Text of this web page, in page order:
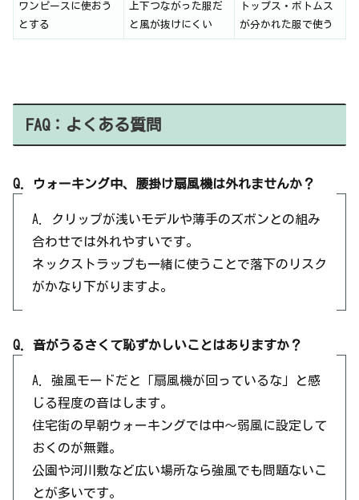
ワンピースに使おう
とする
上下つながった服だ
と風が抜けにくい
トップス・ボトムス
が分かれた服で使う
FAQ：よくある質問
Q. ウォーキング中、腰掛け扇風機は外れませんか？
A. クリップが浅いモデルや薄手のズボンとの組み
合わせでは外れやすいです。
ネックストラップも一緒に使うことで落下のリスク
がかなり下がりますよ。
Q. 音がうるさくて恥ずかしいことはありますか？
A. 強風モードだと「扇風機が回っているな」と感
じる程度の音はします。
住宅街の早朝ウォーキングでは中〜弱風に設定して
おくのが無難。
公園や河川敷など広い場所なら強風でも問題ないこ
とが多いです。